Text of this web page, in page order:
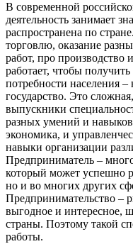
В современной
деятельность занимает
распространена по
торговлю, оказание
работ, про производство
работает, чтобы
потребности населения
государство. Это
выпускники
разных умений и
экономика, и
навыки организации
Предприниматель –
который может успешно
но и во многих других
Предпринимательство –
выгодное и интересное,
страны. Поэтому такой
работы.